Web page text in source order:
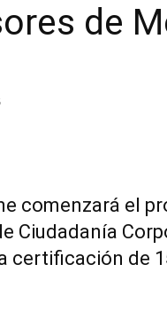
de
comenzará el
Ciudadanía
certificación de